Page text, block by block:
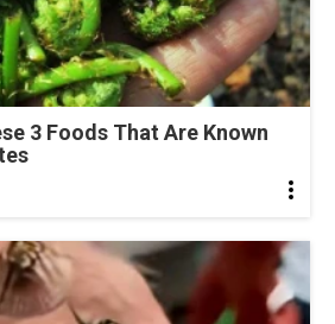
3 Foods That Are Known